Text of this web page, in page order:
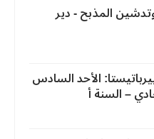
المذبح - دير
الأحد السادس
– السنة أ